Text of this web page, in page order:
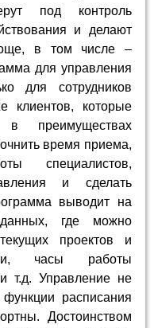
под контроль
и делают
в том числе –
для управления
для сотрудников
клиентов, которые
в преимуществах
время приема,
специалистов,
и сделать
выводит на
где можно
проектов и
часы работы
т.д. Управление не
расписания
Достоинством